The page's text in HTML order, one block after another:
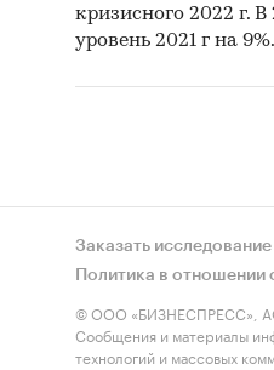
кризисного 2022 г.
уровень 2021 г на 9%.
Заказать исследование
Политика в
© ООО «БИЗНЕСПРЕСС»,
Сообщения и материалы
технологий и массовых